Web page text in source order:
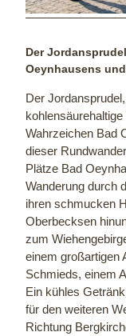
© Tourismus NRW e. V.
u
e
n
J
o
r
d
s
p
r
u
d
e
l
(
c
Der
Oeynhausens
Der
Wahrzeichen Bad
dieser
Plätze Bad
Wanderung durch
ihren schmucken
Oberbecksen
zum
einem großartigen
Schmieds, einem
Ein kühles
für den weiteren
Richtung